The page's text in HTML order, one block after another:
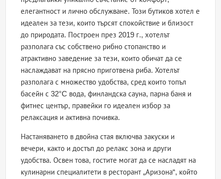
елегантност и лично обслужване. Този бутиков хотел е
идеален за тези, които търсят спокойствие и близост
до природата. Построен през 2019 г., хотелът
разполага със собствено рибно стопанство и
атрактивно заведение за тези, които обичат да се
наслаждават на прясно приготвена риба. Хотелът
разполага с множество удобства, сред които топъл
басейн с 32°C вода, финландска сауна, парна баня и
фитнес център, правейки го идеален избор за
релаксация и активна почивка.
Настаняването в двойна стая включва закуски и
вечери, както и достъп до релакс зона и други
удобства. Освен това, гостите могат да се насладят на
кулинарни специалитети в ресторант „Аризона“, който